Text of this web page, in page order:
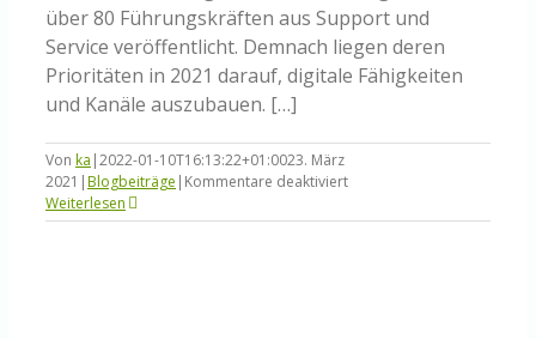
über 80 Führungskräften aus Support und
Service veröffentlicht. Demnach liegen deren
Prioritäten in 2021 darauf, digitale Fähigkeiten
und Kanäle auszubauen. […]
Von ka |2022-01-10T16:13:22+01:0023. März
2021 |Blogbeiträge | Kommentare deaktiviertfür
2021:
Weiterlesen